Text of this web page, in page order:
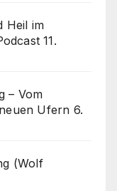
Heil im
11.
– Vom
Ufern 6.
(Wolf